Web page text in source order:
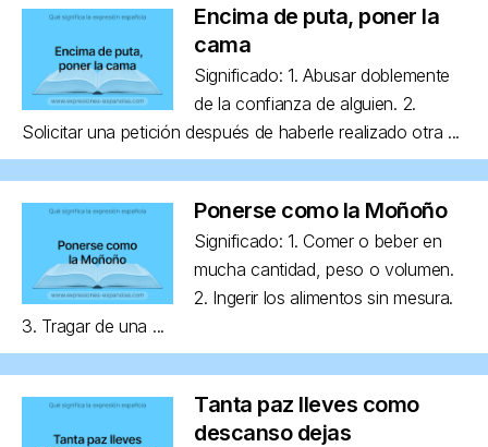
Encima de puta, poner la
cama
Significado: 1. Abusar doblemente
de la confianza de alguien. 2.
Solicitar una petición después de haberle realizado otra ...
Ponerse como la Moñoño
Significado: 1. Comer o beber en
mucha cantidad, peso o volumen.
2. Ingerir los alimentos sin mesura.
3. Tragar de una ...
Tanta paz lleves como
descanso dejas